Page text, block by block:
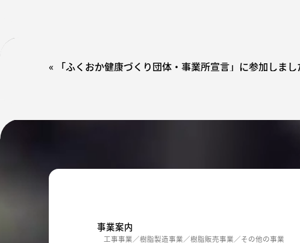
« 「ふくおか健康づくり団体・事業所宣言」に参加しまし
事業案内
工事事業 樹脂製造事業 樹脂販売事業 その他の事業